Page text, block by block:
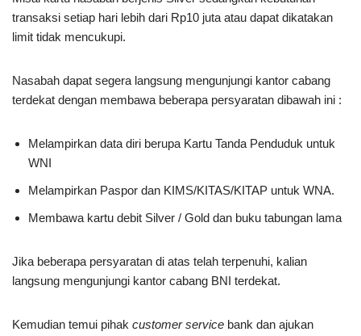
transaksi setiap hari lebih dari Rp10 juta atau dapat dikatakan
limit tidak mencukupi.
Nasabah dapat segera langsung mengunjungi kantor cabang
terdekat dengan membawa beberapa persyaratan dibawah ini :
Melampirkan data diri berupa Kartu Tanda Penduduk untuk
WNI
Melampirkan Paspor dan KIMS/KITAS/KITAP untuk WNA.
Membawa kartu debit Silver / Gold dan buku tabungan lama
Jika beberapa persyaratan di atas telah terpenuhi, kalian
langsung mengunjungi kantor cabang BNI terdekat.
Kemudian temui pihak customer service bank dan ajukan